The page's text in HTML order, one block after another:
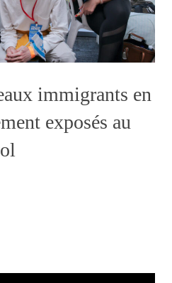
immigrants en
exposés au